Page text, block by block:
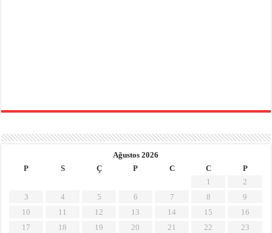
Ağustos 2026
P
S Ç P C C
P
1
2
3
4 5 6 7 8
9
10
11 12 13 14 15
16
17
18 19 20 21 22
23